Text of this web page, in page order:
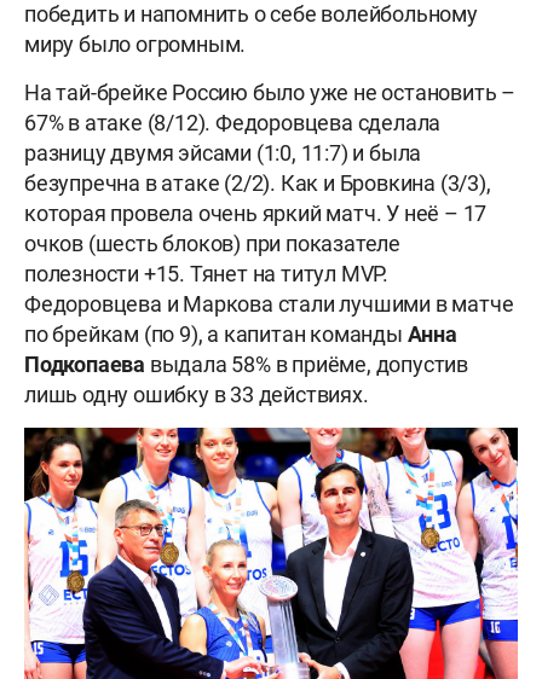
победить и напомнить о себе волейбольному
миру было огромным.
На тай-брейке Россию было уже не остановить –
67% в атаке (8/12). Федоровцева сделала
разницу двумя эйсами (1:0, 11:7) и была
безупречна в атаке (2/2). Как и Бровкина (3/3),
которая провела очень яркий матч. У неё – 17
очков (шесть блоков) при показателе
полезности +15. Тянет на титул MVP.
Федоровцева и Маркова стали лучшими в матче
по брейкам (по 9), а капитан команды Анна
Подкопаева выдала 58% в приёме, допустив
лишь одну ошибку в 33 действиях.